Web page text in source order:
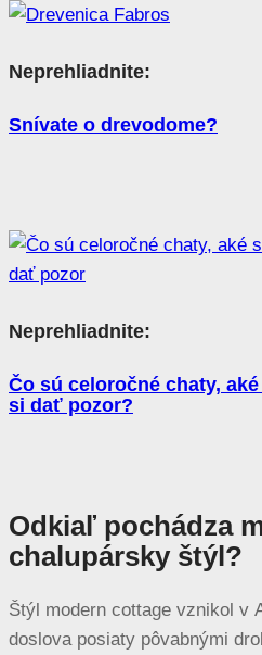
Neprehliadnite:
Snívate o drevodome?
Neprehliadnite:
Čo sú celoročné chaty,
si dať pozor?
Odkiaľ pochádza
chalupársky štýl?
Štýl modern cottage vznikol v
doslova posiaty pôvabnými